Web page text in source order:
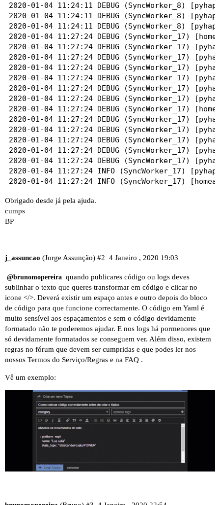
switch:
  - platform: mqtt
    name: "Luz Sala 1"
state_topic: "shellies/shellyswitch25-
command_topic: "shellies/shellyswitch25-
    payload_on: "on"
    payload_off: "off"
  - platform: mqtt
    name: "Luz Sala 2"
state_topic: "shellies/shellyswitch25-
command_topic: "shellies/shellyswitch25-
    payload_on: "on"
    payload_off: "off"
logger:
  default: warning
  logs:
    pyhap: debug
2020-01-04 11:24:11 DEBUG (SyncWorker_8)
2020-01-04 11:24:11 DEBUG (SyncWorker_8)
2020-01-04 11:24:11 DEBUG (SyncWorker_8)
2020-01-04 11:27:24 DEBUG (SyncWorker_17)
2020-01-04 11:27:24 DEBUG (SyncWorker_17)
2020-01-04 11:27:24 DEBUG (SyncWorker_17)
2020-01-04 11:27:24 DEBUG (SyncWorker_17)
2020-01-04 11:27:24 DEBUG (SyncWorker_17)
2020-01-04 11:27:24 DEBUG (SyncWorker_17)
2020-01-04 11:27:24 DEBUG (SyncWorker_17)
2020-01-04 11:27:24 DEBUG (SyncWorker_17)
2020-01-04 11:27:24 DEBUG (SyncWorker_17)
2020-01-04 11:27:24 DEBUG (SyncWorker_17)
2020-01-04 11:27:24 DEBUG (SyncWorker_17)
2020-01-04 11:27:24 DEBUG (SyncWorker_17)
2020-01-04 11:27:24 DEBUG (SyncWorker_17)
2020-01-04 11:27:24 INFO (SyncWorker_17)
2020-01-04 11:27:24 INFO (SyncWorker_17)
2020-01-04 11:27:24 INFO (SyncWorker_5)
2020-01-04 11:27:24 DEBUG (SyncWorker_5)
2020-01-04 11:27:24 INFO (SyncWorker_0)
2020-01-04 11:27:24 DEBUG (SyncWorker_0)
2020-01-04 11:27:25 DEBUG (SyncWorker_0)
2020-01-04 11:27:25 DEBUG (SyncWorker_0)
2020-01-04 11:27:29 DEBUG (MainThread)
2020-01-04 11:27:29 DEBUG (MainThread)
2020-01-04 11:27:29 DEBUG (MainThread)
2020-01-04 11:27:29 DEBUG (SyncWorker_1)
2020-01-04 11:27:29 DEBUG (SyncWorker_16)
2020-01-04 11:27:29 DEBUG (SyncWorker_1)
Obrigado desde já pela ajuda.
cumps
BP
j_assuncao (Jorge Assunção) 4 Janeiro , 2020 19:03
#2
@brunomopereira quando publicares código ou logs deves
sublinhar o texto que queres transformar em código e clicar no
icone </>. Deverá existir um espaço antes e outro depois do bloco
de código para que funcione correctamente. O código em Yaml é
muito sensível aos espaçamentos e sem o código devidamente
formatado não te poderemos ajudar. E nos logs há pormenores que
só devidamente formatados se conseguem ver. Além disso, existem
regras no fórum que devem ser cumpridas e que podes ler nos
nossos Termos do Serviço/Regras e na FAQ .
Vê um exemplo: